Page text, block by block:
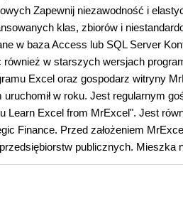
Zapewnij niezawodność i
klas, zbiorów i
w baza Access lub SQL Server
również w starszych wersjach
Excel oraz gospodarz witryny
w roku. Jest regularnym
Learn Excel from MrExcel". Jest
Finance. Przed założeniem
publicznych. Mieszka